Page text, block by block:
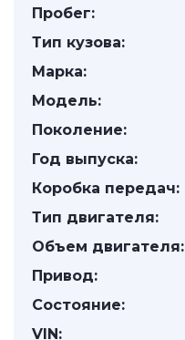
Пробег:
Тип кузова:
Марка:
Модель:
Поколение:
Год выпуска:
Коробка передач:
Тип двигателя:
Объем двигателя:
Привод:
Состояние:
VIN: